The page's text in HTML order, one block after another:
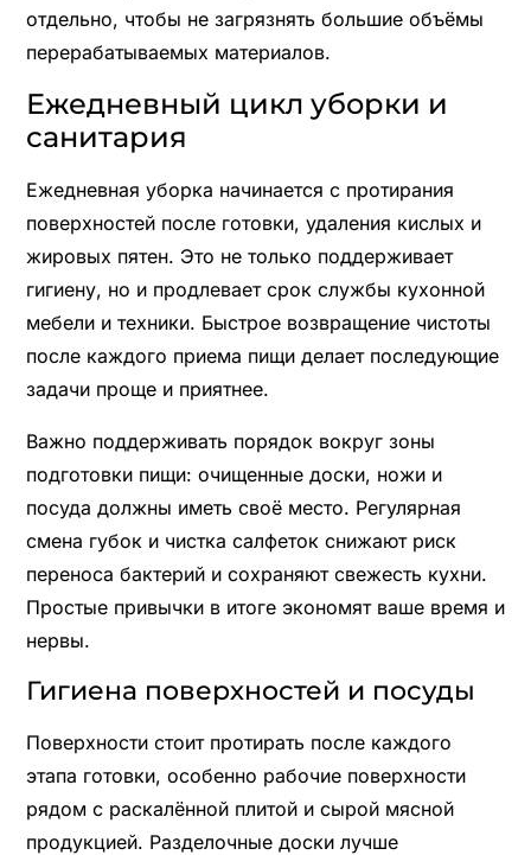
отдельно, чтобы не загрязнять большие объёмы
перерабатываемых материалов.
Ежедневный цикл уборки и
санитария
Ежедневная уборка начинается с протирания
поверхностей после готовки, удаления кислых и
жировых пятен. Это не только поддерживает
гигиену, но и продлевает срок службы кухонной
мебели и техники. Быстрое возвращение чистоты
после каждого приема пищи делает последующие
задачи проще и приятнее.
Важно поддерживать порядок вокруг зоны
подготовки пищи: очищенные доски, ножи и
посуда должны иметь своё место. Регулярная
смена губок и чистка салфеток снижают риск
переноса бактерий и сохраняют свежесть кухни.
Простые привычки в итоге экономят ваше время и
нервы.
Гигиена поверхностей и посуды
Поверхности стоит протирать после каждого
этапа готовки, особенно рабочие поверхности
рядом с раскалённой плитой и сырой мясной
продукцией. Разделочные доски лучше